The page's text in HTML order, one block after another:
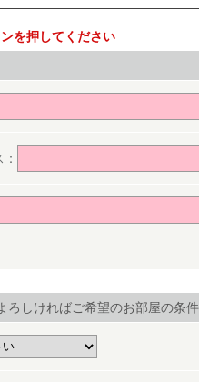
を押してください
しければご希望のお部屋の条